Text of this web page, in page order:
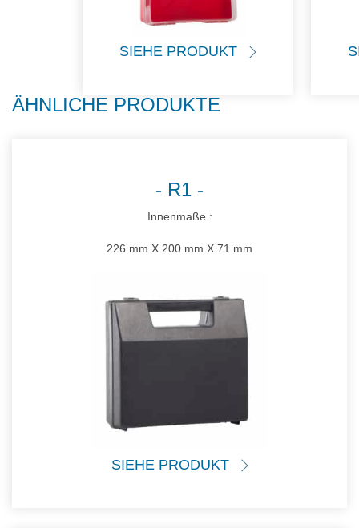
SIEHE PRODUKT
ÄHNLICHE PRODUKTE
R1
Innenmaße :
226 mm X 200 mm X 71 mm
SIEHE PRODUKT